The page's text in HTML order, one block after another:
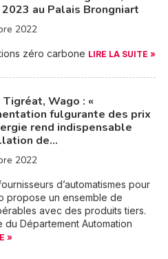
au Palais Brongniart
2022
zéro carbone LIRE LA SUITE »
Tigréat, Wago : «
fulgurante des prix
rend indispensable
de…
2022
d’automatismes pour
propose un ensemble de
avec des produits tiers.
Département Automation
»